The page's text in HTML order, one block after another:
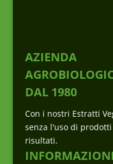
AZIENDA
DAL 1980
Con i nostri Estratti
senza l'uso di
risultati.
INFORMAZIONI